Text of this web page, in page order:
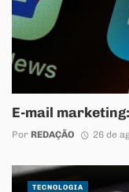
E-mail
Por REDAÇÃO 26 de
TECNOLOGIA